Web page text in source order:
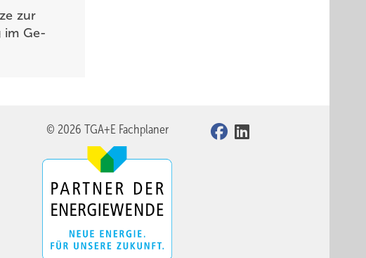
zur
im Ge­
© 2026 TGA+E Fachplaner